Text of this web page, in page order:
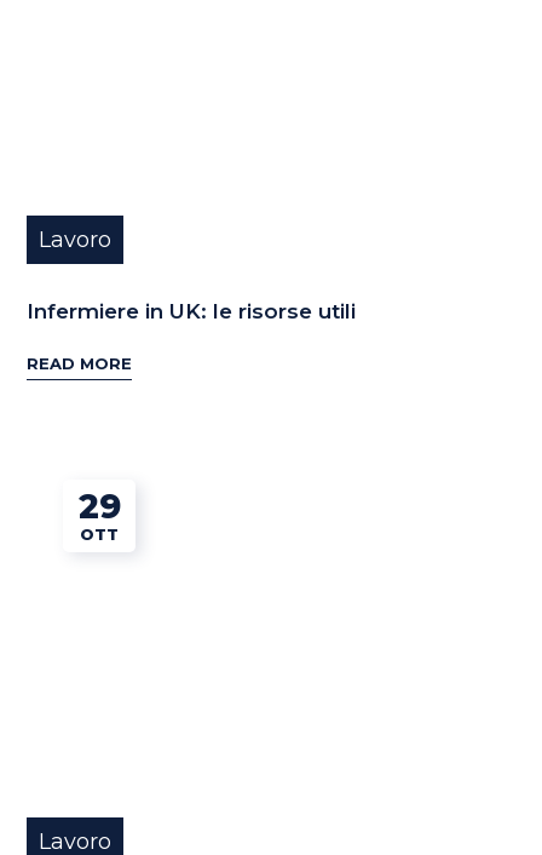
Lavoro
Infermiere in UK: le risorse utili
READ MORE
29
OTT
Lavoro